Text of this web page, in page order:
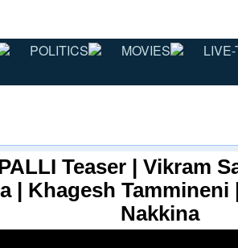
POLITICS MOVIES
Teaser | Vikram
| Khagesh Tammineni
Nakkina